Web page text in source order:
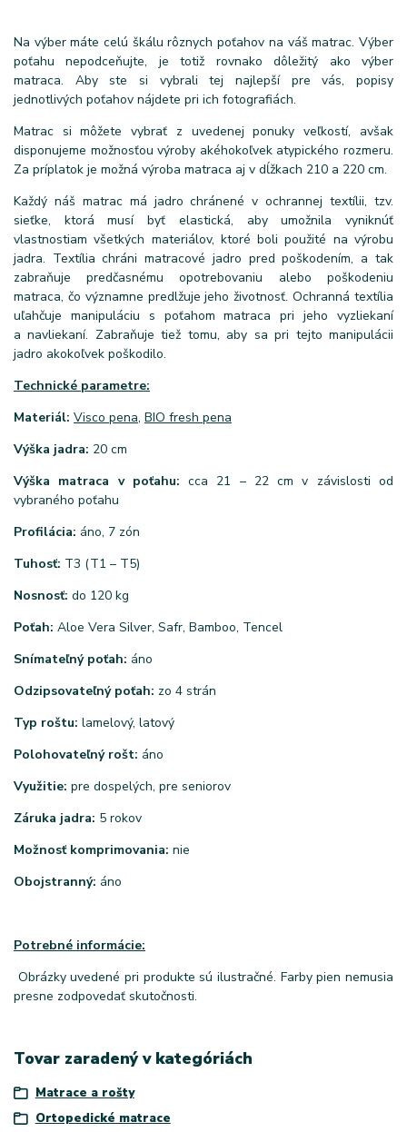
Na výber máte celú škálu rôznych poťahov na váš matrac. Výber
poťahu nepodceňujte, je totiž rovnako dôležitý ako výber
matraca. Aby ste si vybrali tej najlepší pre vás, popisy
jednotlivých poťahov nájdete pri ich fotografiách.
Matrac si môžete vybrať z uvedenej ponuky veľkostí, avšak
disponujeme možnosťou výroby akéhokoľvek atypického rozmeru.
Za príplatok je možná výroba matraca aj v dĺžkach 210 a 220 cm.
Každý náš matrac má jadro chránené v ochrannej textílii, tzv.
sieťke, ktorá musí byť elastická, aby umožnila vyniknúť
vlastnostiam všetkých materiálov, ktoré boli použité na výrobu
jadra. Textília chráni matracové jadro pred poškodením, a tak
zabraňuje predčasnému opotrebovaniu alebo poškodeniu
matraca, čo významne predlžuje jeho životnosť. Ochranná textília
uľahčuje manipuláciu s poťahom matraca pri jeho vyzliekaní
a navliekaní. Zabraňuje tiež tomu, aby sa pri tejto manipulácii
jadro akokoľvek poškodilo.
Technické parametre:
Materiál: Visco pena, BIO fresh pena
Výška jadra: 20 cm
Výška matraca v poťahu: cca 21 – 22 cm v závislosti od
vybraného poťahu
Profilácia: áno, 7 zón
Tuhosť: T3 (T1 – T5)
Nosnosť: do 120 kg
Poťah: Aloe Vera Silver, Safr, Bamboo, Tencel
Snímateľný poťah: áno
Odzipsovateľný poťah: zo 4 strán
Typ roštu: lamelový, latový
Polohovateľný rošt: áno
Využitie: pre dospelých, pre seniorov
Záruka jadra: 5 rokov
Možnosť komprimovania: nie
Obojstranný: áno
Potrebné informácie:
Obrázky uvedené pri produkte sú ilustračné. Farby pien nemusia
presne zodpovedať skutočnosti.
Tovar zaradený v kategóriách
Matrace a rošty
Ortopedické matrace